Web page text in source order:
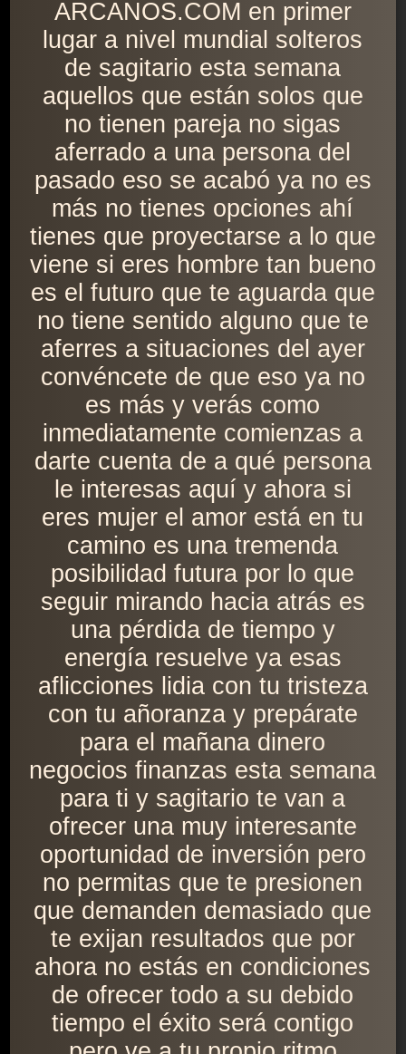
ARCANOS.COM en primer
lugar a nivel mundial solteros
de sagitario esta semana
aquellos que están solos que
no tienen pareja no sigas
aferrado a una persona del
pasado eso se acabó ya no es
más no tienes opciones ahí
tienes que proyectarse a lo que
viene si eres hombre tan bueno
es el futuro que te aguarda que
no tiene sentido alguno que te
aferres a situaciones del ayer
convéncete de que eso ya no
es más y verás como
inmediatamente comienzas a
darte cuenta de a qué persona
le interesas aquí y ahora si
eres mujer el amor está en tu
camino es una tremenda
posibilidad futura por lo que
seguir mirando hacia atrás es
una pérdida de tiempo y
energía resuelve ya esas
aflicciones lidia con tu tristeza
con tu añoranza y prepárate
para el mañana dinero
negocios finanzas esta semana
para ti y sagitario te van a
ofrecer una muy interesante
oportunidad de inversión pero
no permitas que te presionen
que demanden demasiado que
te exijan resultados que por
ahora no estás en condiciones
de ofrecer todo a su debido
tiempo el éxito será contigo